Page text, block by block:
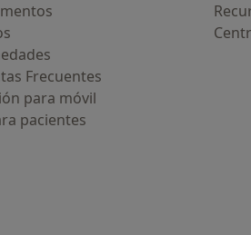
Frecuentes
para móvil
pacientes